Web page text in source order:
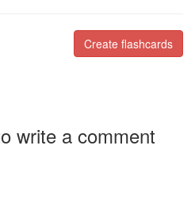
Create flashcards
write a comment